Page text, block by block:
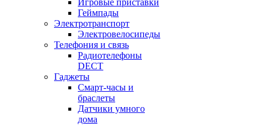
Игровые приставки
Геймпады
Электротранспорт
Электровелосипеды
Телефония и связь
Радиотелефоны
DECT
Гаджеты
Смарт-часы и
браслеты
Датчики умного
дома